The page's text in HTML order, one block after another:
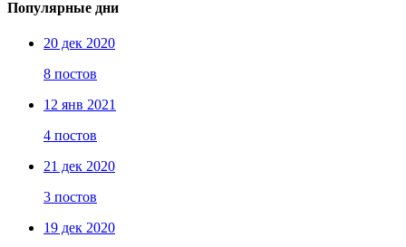
Популярные дни
20 дек 2020
8 постов
12 янв 2021
4 постов
21 дек 2020
3 постов
19 дек 2020